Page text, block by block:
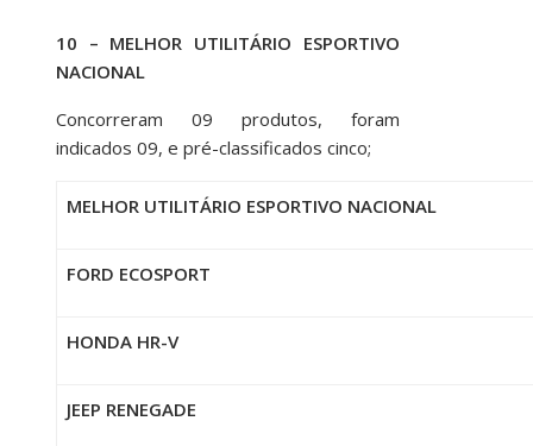
10 – MELHOR UTILITÁRIO ESPORTIVO
NACIONAL
Concorreram 09 produtos, foram
indicados 09, e pré-classificados cinco;
MELHOR UTILITÁRIO ESPORTIVO NACIONAL
FORD ECOSPORT
HONDA HR-V
JEEP RENEGADE